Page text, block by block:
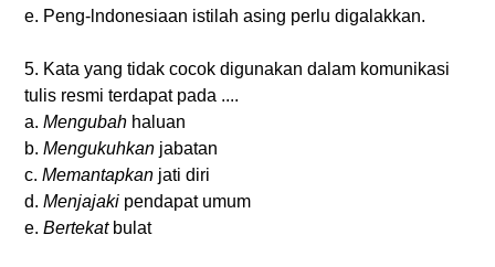
e. Peng-lndonesiaan istilah asing perlu digalakkan.
5. Kata yang tidak cocok digunakan dalam komunikasi
tulis resmi terdapat pada ....
a. Mengubah haluan
b. Mengukuhkan jabatan
c. Memantapkan jati diri
d. Menjajaki pendapat umum
e. Bertekat bulat